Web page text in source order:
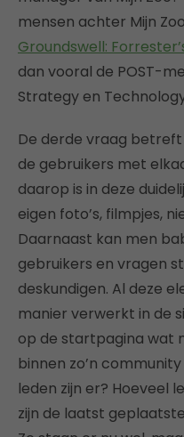
mensen achter Mijn
Groundswell:
dan vooral de POST-
Strategy en
De derde vraag
de gebruikers met
daarop is in deze
eigen foto’s, filmpjes,
Daarnaast kan men
gebruikers en vragen
deskundigen. Al deze
manier verwerkt in de
op de startpagina wat
binnen zo’n
leden zijn er? Hoeveel
zijn de laatst